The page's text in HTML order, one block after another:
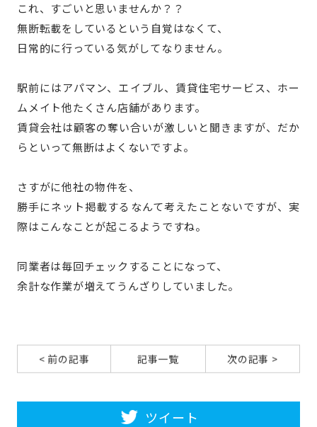
これ、すごいと思いませんか？？
無断転載をしているという自覚はなくて、
日常的に行っている気がしてなりません。
駅前にはアパマン、エイブル、賃貸住宅サービス、ホー
ムメイト他たくさん店舗があります。
賃貸会社は顧客の奪い合いが激しいと聞きますが、だか
らといって無断はよくないですよ。
さすがに他社の物件を、
勝手にネット掲載するなんて考えたことないですが、実
際はこんなことが起こるようですね。
同業者は毎回チェックすることになって、
余計な作業が増えてうんざりしていました。
< 前の記事 記事一覧 次の記事 >
ツイート